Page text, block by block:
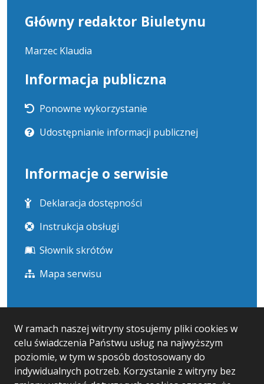
W ramach naszej witryny stosujemy pliki cookies w
celu świadczenia Państwu usług na najwyższym
poziomie, w tym w sposób dostosowany do
indywidualnych potrzeb. Korzystanie z witryny bez
Główny redaktor Biuletynu
Marzec Klaudia
Informacja publiczna
Ponowne wykorzystanie
Udostępnianie informacji publicznej
Informacje o serwisie
Deklaracja dostępności
Instrukcja obsługi
Słownik skrótów
Mapa serwisu
Statystyki oglądalności
Ostatnio dodane